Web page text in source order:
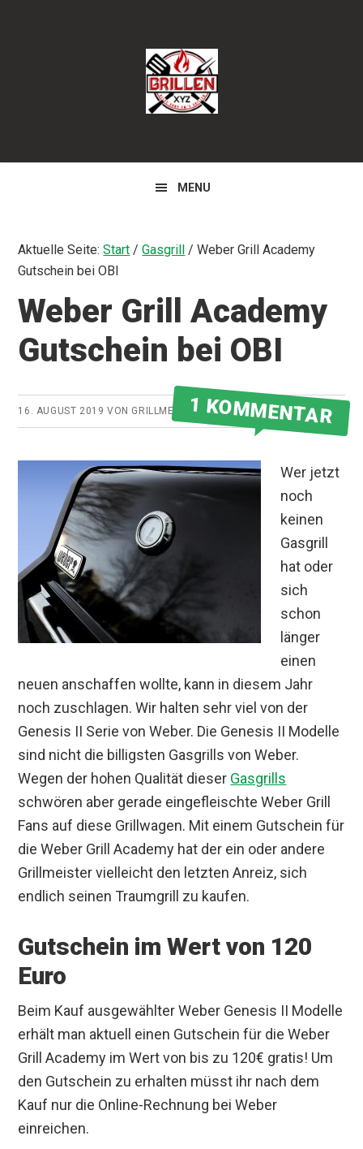
MENU
Aktuelle Seite:Start / Gasgrill / Weber Grill Academy
Gutschein bei OBI
Weber Grill Academy
Gutschein bei OBI
16. AUGUST 2019 VON GRILLMEISTER1 KOMMENTAR
Wer jetzt
noch
keinen
Gasgrill
hat oder
sich
schon
länger
einen
neuen anschaffen wollte, kann in diesem Jahr
noch zuschlagen. Wir halten sehr viel von der
Genesis II Serie von Weber. Die Genesis II Modelle
sind nicht die billigsten Gasgrills von Weber.
Wegen der hohen Qualität dieser Gasgrills
schwören aber gerade eingefleischte Weber Grill
Fans auf diese Grillwagen. Mit einem Gutschein für
die Weber Grill Academy hat der ein oder andere
Grillmeister vielleicht den letzten Anreiz, sich
endlich seinen Traumgrill zu kaufen.
Gutschein im Wert von 120
Euro
Beim Kauf ausgewählter Weber Genesis II Modelle
erhält man aktuell einen Gutschein für die Weber
Grill Academy im Wert von bis zu 120€ gratis! Um
den Gutschein zu erhalten müsst ihr nach dem
Kauf nur die Online-Rechnung bei Weber
einreichen.